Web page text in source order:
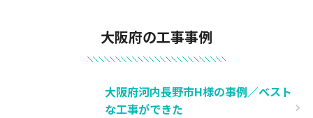
大阪府の工事事例
大阪府河内長野市H様の事例／ベスト
な工事ができた